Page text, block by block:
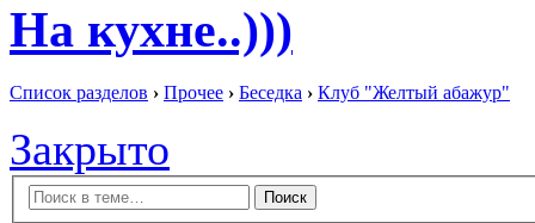
На кухне..)))
Список разделов › Прочее › Беседка › Клуб "Желтый абажур"
Закрыто